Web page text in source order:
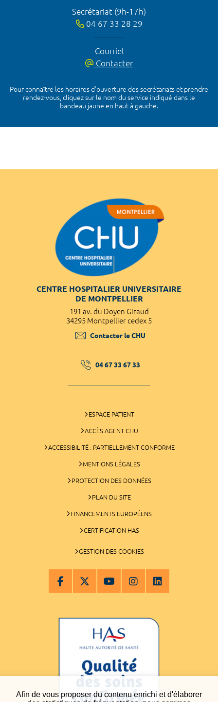
Afin de vous proposer du contenu enrichi et d'élaborer
Secrétariat (9h-17h)
04 67 33 28 29
Courriel
Contacter
Pour connaître les horaires d’ouverture des secrétariats et prendre
rendez-vous, cliquez sur le nom du service indiqué dans le
bandeau jaune en haut à gauche.
CENTRE HOSPITALIER UNIVERSITAIRE
DE MONTPELLIER
191 av. du Doyen Giraud
34295 Montpellier cedex 5
Contacter le CHU
04 67 33 67 33
ESPACE PATIENT
ACCÈS AGENT CHU
ACCESSIBILITÉ : PARTIELLEMENT CONFORME
MENTIONS LÉGALES
PROTECTION DES DONNÉES
PLAN DU SITE
FINANCEMENTS EUROPÉENS
CERTIFICATION HAS
GESTION DES COOKIES